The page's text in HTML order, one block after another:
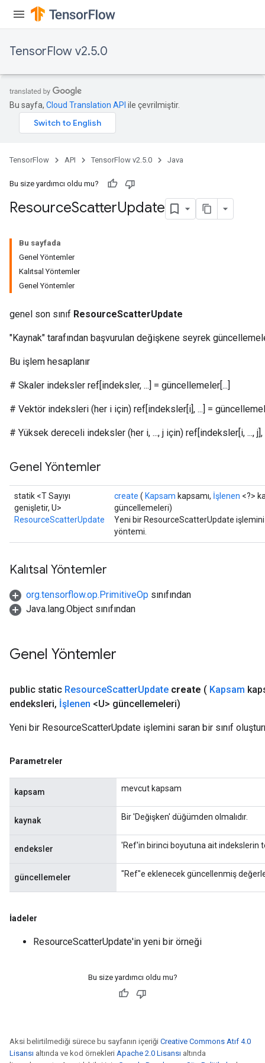
TensorFlow v2.5.0
Bu sayfa, Cloud Translation API ile çevrilmiştir.
TensorFlow API TensorFlow v2.5.0 Java
Bu size yardımcı oldu mu?
ResourceScatterUpdate
Bu sayfada
Genel Yöntemler
Kalıtsal Yöntemler
Genel Yöntemler
genel son sınıf ResourceScatterUpdate
"Kaynak" tarafından başvurulan değişkene seyrek
Bu işlem hesaplanır
# Skaler indeksler ref[indeksler, ...] = güncellemeler[...]
# Vektör indeksleri (her i için) ref[indeksler[i], ...] =
# Yüksek dereceli indeksler (her i, ..., j için) ref[indeksler[i, ..., j],
Genel Yöntemler
statik <T Sayıyı
genişletir, U>
ResourceScatterUpdate
create ( Kapsam kapsamı, İşlenen <?>
güncellemeleri)
Yeni bir ResourceScatterUpdate
yöntemi.
Kalıtsal Yöntemler
org.tensorflow.op.PrimitiveOp sınıfından
Java.lang.Object sınıfından
Genel Yöntemler
public static ResourceScatterUpdate create ( Kapsam
endeksleri, İşlenen <U> güncellemeleri)
Yeni bir ResourceScatterUpdate işlemini saran bir sınıf
Parametreler
kapsam mevcut kapsam
kaynak Bir 'Değişken' düğümden olmalıdır.
endeksler 'Ref'in birinci boyutuna ait indekslerin
güncellemeler "Ref"e eklenecek güncellenmiş
İadeler
ResourceScatterUpdate'in yeni bir örneği
Bu size yardımcı oldu mu?
Aksi belirtilmediği sürece bu sayfanın içeriği Creative Commons Atıf 4.0
Lisansı altında ve kod örnekleri Apache 2.0 Lisansı altında